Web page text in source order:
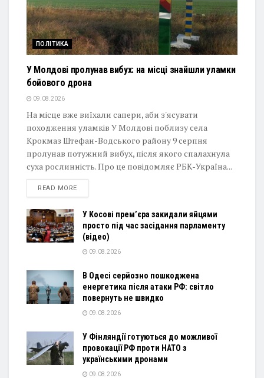
ПОЛІТИКА
У Молдові пролунав вибух: на місці знайшли уламки
бойового дрона
09.08.2026
На місце вже виїхали сапери, аби з'ясувати
походження уламків У Молдові поблизу села
Крокмаз Штефан-Водського району 9 серпня
пролунав потужний вибух, після якого спалахнула
суха рослинність. Про це повідомляє РБК-Україна...
READ MOREDETAILS
У Косові прем’єра закидали яйцями
просто під час засідання парламенту
(відео)
09.08.2026
В Одесі серйозно пошкоджена
енергетика після атаки РФ: світло
повернуть не швидко
09.08.2026
У Фінляндії готуються до можливої
провокації РФ проти НАТО з
українськими дронами
09.08.2026